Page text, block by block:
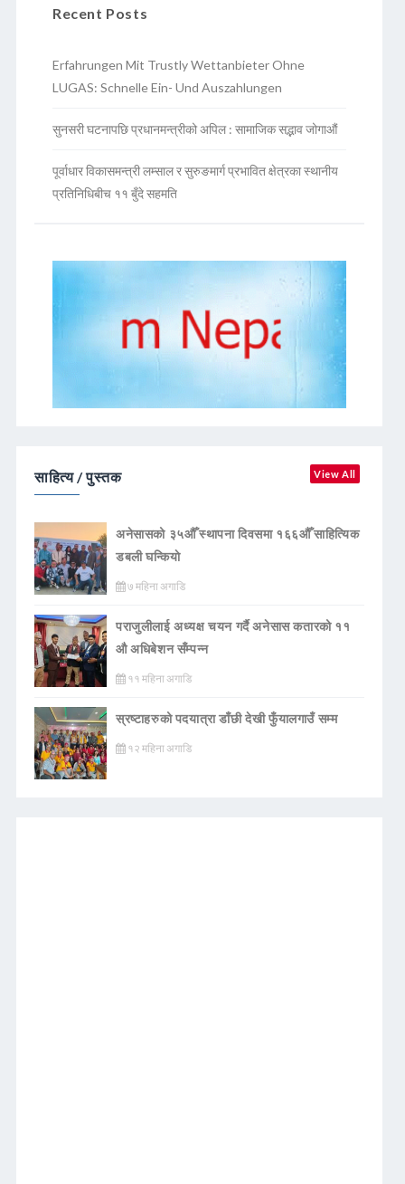
Recent Posts
Erfahrungen Mit Trustly Wettanbieter Ohne
LUGAS: Schnelle Ein- Und Auszahlungen
सुनसरी घटनापछि प्रधानमन्त्रीको अपिल : सामाजिक सद्भाव जोगाऔं
पूर्वाधार विकासमन्त्री लम्साल र सुरुङमार्ग प्रभावित क्षेत्रका स्थानीय
प्रतिनिधिबीच ११ बुँदे सहमति
साहित्य / पुस्तक View All
अनेसासको ३५औँ स्थापना दिवसमा १६६औँ साहित्यिक
डबली घन्कियाे
७ महिना अगाडि
पराजुलीलाई अध्यक्ष चयन गर्दै अनेसास कतारको ११
औ अधिबेशन सँम्पन्न
११ महिना अगाडि
स्रष्टाहरुको पदयात्रा डाँछी देखी फुँयालगाउँ सम्म
१२ महिना अगाडि